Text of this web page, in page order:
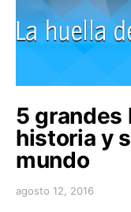
5 grandes
historia y
mundo
agosto 12, 2016